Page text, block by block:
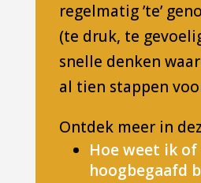
regelmatig ’te’
(te druk, te
snelle denken
al tien stappen
Ontdek meer in
Hoe weet ik
hoogbegaafd